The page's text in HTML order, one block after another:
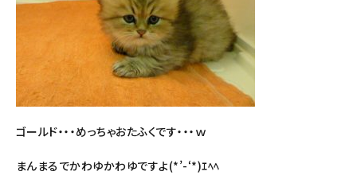
ゴールド・・・めっちゃおたふくです・・・ｗ
まんまるでかわゆかわゆですよ(*’-‘*)ｴﾍﾍ